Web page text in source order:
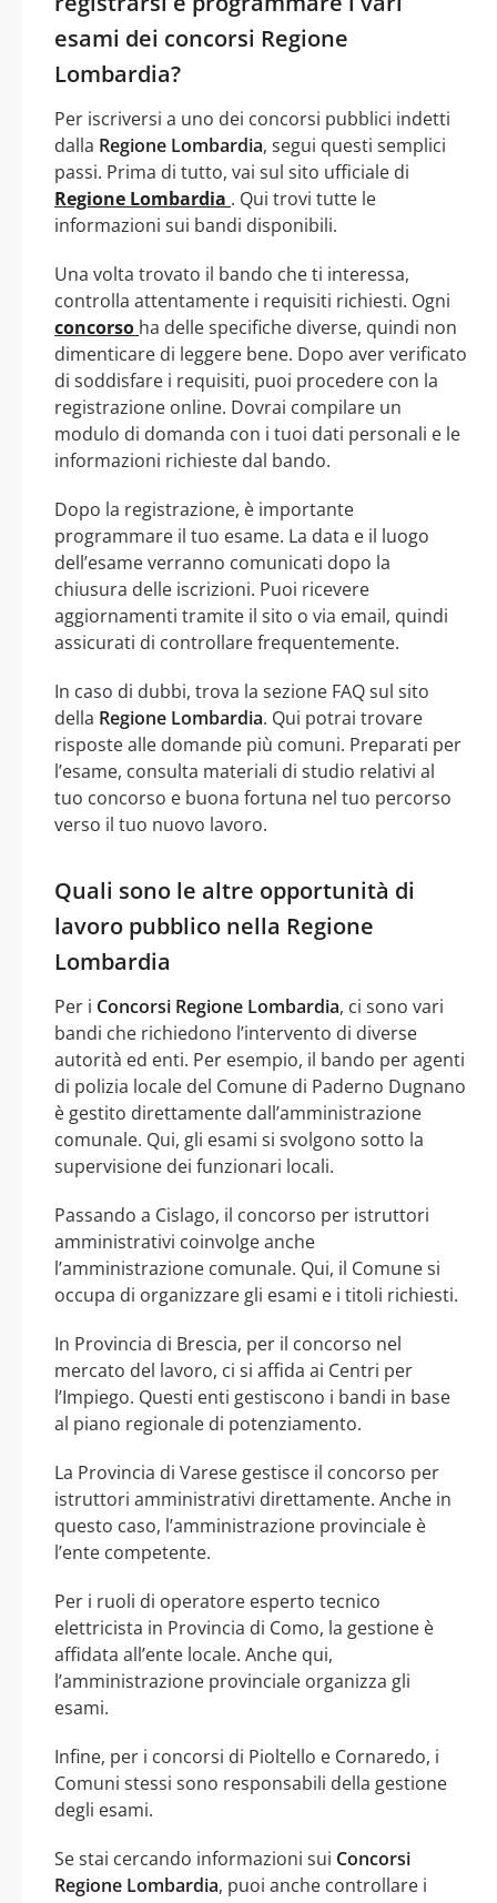
esami dei concorsi Regione
Lombardia?
Per iscriversi a uno dei concorsi pubblici indetti
dalla Regione Lombardia, segui questi semplici
passi. Prima di tutto, vai sul sito ufficiale di
Regione Lombardia . Qui trovi tutte le
informazioni sui bandi disponibili.
Una volta trovato il bando che ti interessa,
controlla attentamente i requisiti richiesti. Ogni
concorso ha delle specifiche diverse, quindi non
dimenticare di leggere bene. Dopo aver verificato
di soddisfare i requisiti, puoi procedere con la
registrazione online. Dovrai compilare un
modulo di domanda con i tuoi dati personali e le
informazioni richieste dal bando.
Dopo la registrazione, è importante
programmare il tuo esame. La data e il luogo
dell’esame verranno comunicati dopo la
chiusura delle iscrizioni. Puoi ricevere
aggiornamenti tramite il sito o via email, quindi
assicurati di controllare frequentemente.
In caso di dubbi, trova la sezione FAQ sul sito
della Regione Lombardia. Qui potrai trovare
risposte alle domande più comuni. Preparati per
l’esame, consulta materiali di studio relativi al
tuo concorso e buona fortuna nel tuo percorso
verso il tuo nuovo lavoro.
Quali sono le altre opportunità di
lavoro pubblico nella Regione
Lombardia
Per i Concorsi Regione Lombardia, ci sono vari
bandi che richiedono l’intervento di diverse
autorità ed enti. Per esempio, il bando per agenti
di polizia locale del Comune di Paderno Dugnano
è gestito direttamente dall’amministrazione
comunale. Qui, gli esami si svolgono sotto la
supervisione dei funzionari locali.
Passando a Cislago, il concorso per istruttori
amministrativi coinvolge anche
l’amministrazione comunale. Qui, il Comune si
occupa di organizzare gli esami e i titoli richiesti.
In Provincia di Brescia, per il concorso nel
mercato del lavoro, ci si affida ai Centri per
l’Impiego. Questi enti gestiscono i bandi in base
al piano regionale di potenziamento.
La Provincia di Varese gestisce il concorso per
istruttori amministrativi direttamente. Anche in
questo caso, l’amministrazione provinciale è
l’ente competente.
Per i ruoli di operatore esperto tecnico
elettricista in Provincia di Como, la gestione è
affidata all’ente locale. Anche qui,
l’amministrazione provinciale organizza gli
esami.
Infine, per i concorsi di Pioltello e Cornaredo, i
Comuni stessi sono responsabili della gestione
degli esami.
Se stai cercando informazioni sui Concorsi
Regione Lombardia, puoi anche controllare i